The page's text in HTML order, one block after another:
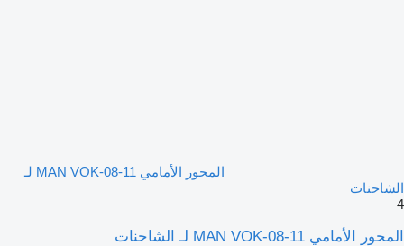
المحور الأمامي MAN VOK-08-11 لـ
الشاحنات
4
المحور الأمامي MAN VOK-08-11 لـ الشاحنات